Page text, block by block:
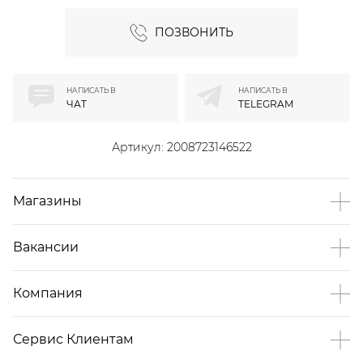
ПОЗВОНИТЬ
Артикул: 2008723146522
НАПИСАТЬ В
ЧАТ
НАПИСАТЬ В
TELEGRAM
Магазины
Вакансии
Компания
Сервис Клиентам